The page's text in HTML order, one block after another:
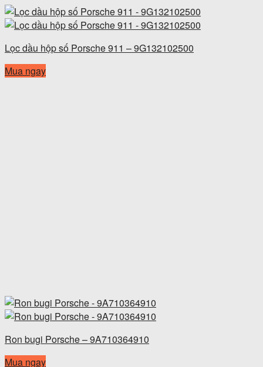
Lọc dầu hộp số Porsche 911 – 9G132102500
Mua ngay
Ron bugi Porsche – 9A710364910
Mua ngay